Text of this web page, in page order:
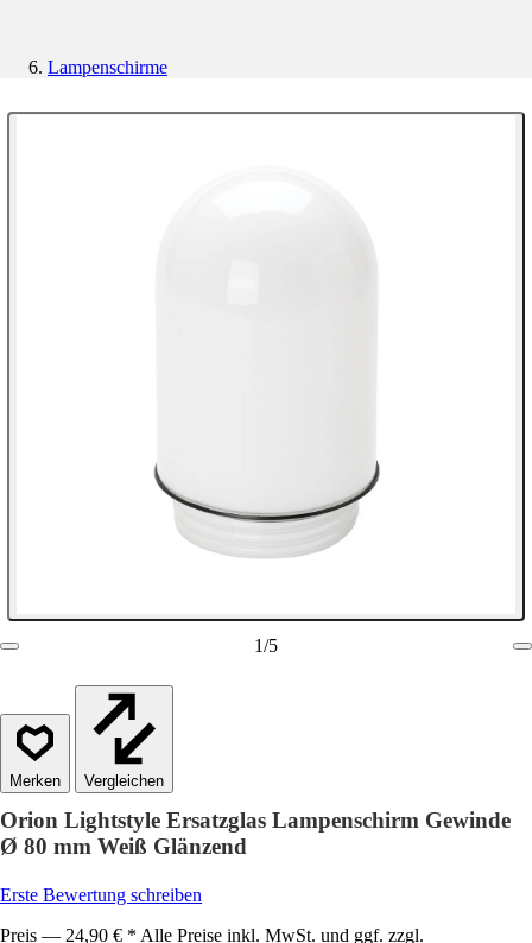
Lampenschirme
1/5
Vergleichen
Orion Lightstyle Ersatzglas Lampenschirm Gewinde
Ø 80 mm Weiß Glänzend
Erste Bewertung schreiben
Preis — 24,90 € * Alle Preise inkl. MwSt. und ggf. zzgl.